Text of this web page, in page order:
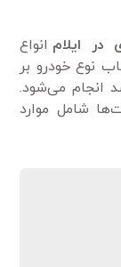
در ایلام انواع
نوع خودرو بر
انجام می‌شود.
شامل موارد